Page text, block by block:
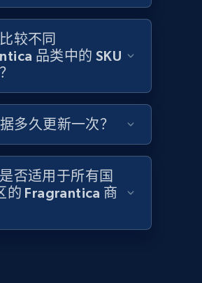
Brand, Description, Initial
Availability, Reviews count, and
375+
global dataset - Collects
sellers category URL
Brand, Description, Initial
Reviews count, and
较不同
品类中的 SKU
多久更新一次？
否适用于所有国
的 Fragrantica 商